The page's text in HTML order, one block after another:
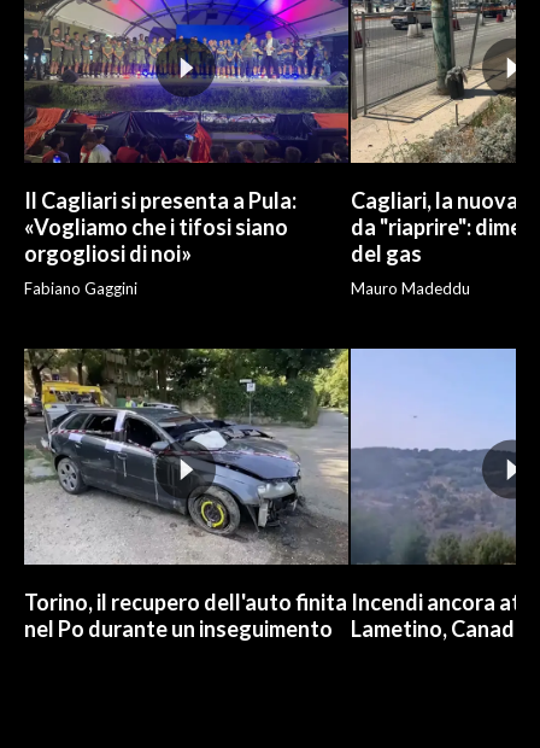
Il Cagliari si presenta a Pula:
«Vogliamo che i tifosi siano
orgogliosi di noi»
Fabiano Gaggini
Cagliari, la nuova
da "riaprire":
del gas
Mauro Madeddu
Torino, il recupero dell'auto finita
nel Po durante un inseguimento
Incendi ancora
Lametino,